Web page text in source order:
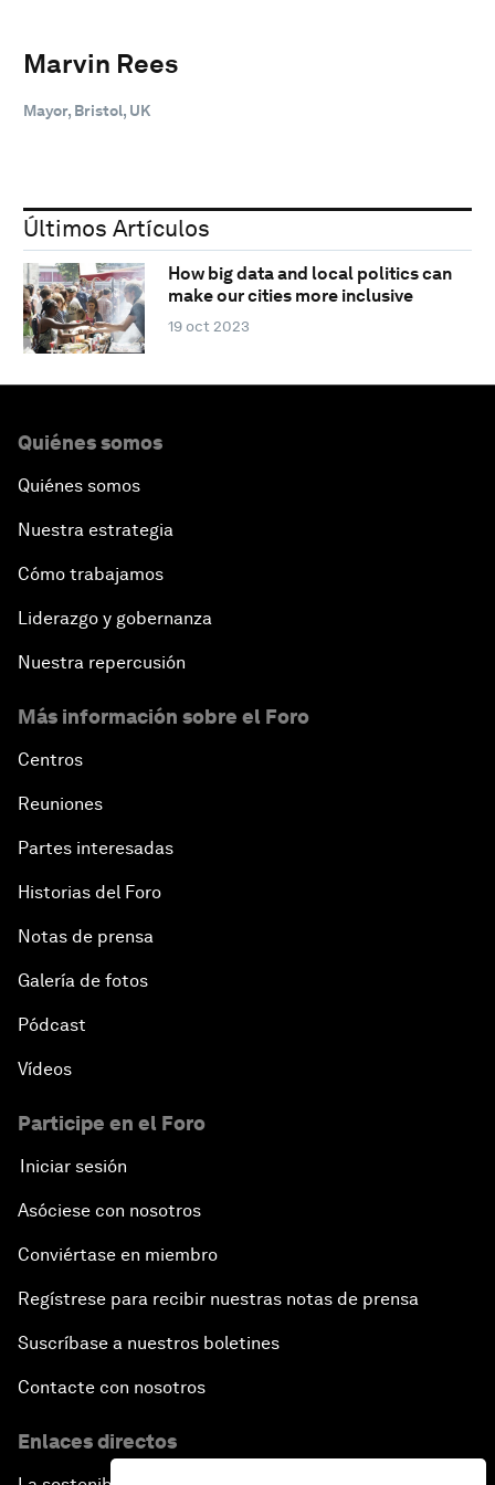
Marvin Rees
Mayor, Bristol, UK
Últimos Artículos
How big data and local politics can
make our cities more inclusive
19 oct 2023
Quiénes somos
Quiénes somos
Nuestra estrategia
Cómo trabajamos
Liderazgo y gobernanza
Nuestra repercusión
Más información sobre el Foro
Centros
Reuniones
Partes interesadas
Historias del Foro
Notas de prensa
Galería de fotos
Pódcast
Vídeos
Participe en el Foro
Iniciar sesión
Asóciese con nosotros
Conviértase en miembro
Regístrese para recibir nuestras notas de prensa
Suscríbase a nuestros boletines
Contacte con nosotros
Enlaces directos